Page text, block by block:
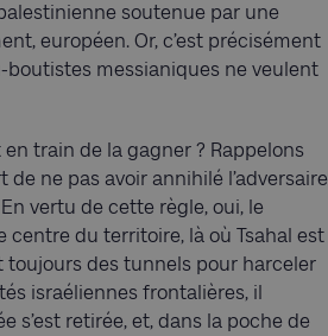
soutenue par une
européen. Or, c’est précisément
boutistes messianiques ne veulent
train de la gagner ? Rappelons
ne pas avoir annihilé l’adversaire
vertu de cette règle, oui, le
centre du territoire, là où Tsahal est
toujours des tunnels pour harceler
israéliennes frontalières, il
s’est retirée, et, dans la poche de